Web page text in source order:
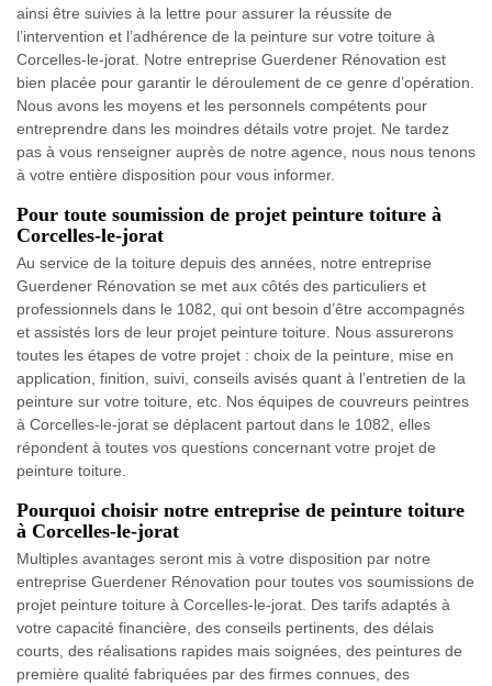
ainsi être suivies à la lettre pour assurer la réussite de
l’intervention et l’adhérence de la peinture sur votre toiture à
Corcelles-le-jorat. Notre entreprise Guerdener Rénovation est
bien placée pour garantir le déroulement de ce genre d’opération.
Nous avons les moyens et les personnels compétents pour
entreprendre dans les moindres détails votre projet. Ne tardez
pas à vous renseigner auprès de notre agence, nous nous tenons
à votre entière disposition pour vous informer.
Pour toute soumission de projet peinture toiture à
Corcelles-le-jorat
Au service de la toiture depuis des années, notre entreprise
Guerdener Rénovation se met aux côtés des particuliers et
professionnels dans le 1082, qui ont besoin d’être accompagnés
et assistés lors de leur projet peinture toiture. Nous assurerons
toutes les étapes de votre projet : choix de la peinture, mise en
application, finition, suivi, conseils avisés quant à l’entretien de la
peinture sur votre toiture, etc. Nos équipes de couvreurs peintres
à Corcelles-le-jorat se déplacent partout dans le 1082, elles
répondent à toutes vos questions concernant votre projet de
peinture toiture.
Pourquoi choisir notre entreprise de peinture toiture
à Corcelles-le-jorat
Multiples avantages seront mis à votre disposition par notre
entreprise Guerdener Rénovation pour toutes vos soumissions de
projet peinture toiture à Corcelles-le-jorat. Des tarifs adaptés à
votre capacité financière, des conseils pertinents, des délais
courts, des réalisations rapides mais soignées, des peintures de
première qualité fabriquées par des firmes connues, des